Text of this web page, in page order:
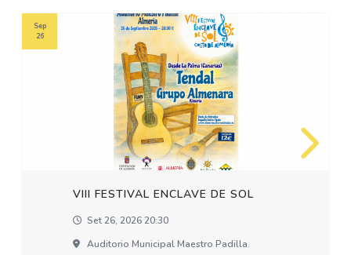
VIII FESTIVAL ENCLAVE DE SOL
Set 26, 2026 20:30
Auditorio Municipal Maestro Padilla.
Sep
26